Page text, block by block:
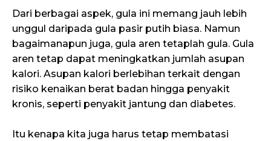
Dari berbagai aspek, gula ini memang jauh lebih
unggul daripada gula pasir putih biasa. Namun
bagaimanapun juga, gula aren tetaplah gula. Gula
aren tetap dapat meningkatkan jumlah asupan
kalori. Asupan kalori berlebihan terkait dengan
risiko kenaikan berat badan hingga penyakit
kronis, seperti penyakit jantung dan diabetes.
Itu kenapa kita juga harus tetap membatasi